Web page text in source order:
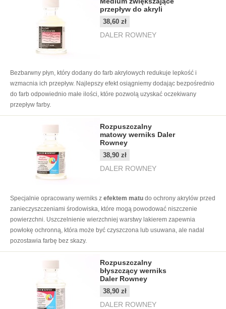
przepływ do akryli
38,60 zł
DALER ROWNEY
Bezbarwny płyn, który dodany do farb akrylowych redukuje lepkość i
wzmacnia ich przepływ. Najlepszy efekt osiągniemy dodając bezpośrednio
do farb odpowiednio małe ilości, które pozwolą uzyskać oczekiwany
przepływ farby.
Rozpuszczalny
matowy werniks Daler
Rowney
38,90 zł
DALER ROWNEY
Specjalnie opracowany werniks z efektem matu do ochrony akrylów przed
zanieczyszczeniami środowiska, które mogą powodować niszczenie
powierzchni. Uszczelnienie wierzchniej warstwy lakierem zapewnia
powłokę ochronną, która może być czyszczona lub usuwana, ale nadal
pozostawia farbę bez skazy.
Rozpuszczalny
błyszczący werniks
Daler Rowney
38,90 zł
DALER ROWNEY